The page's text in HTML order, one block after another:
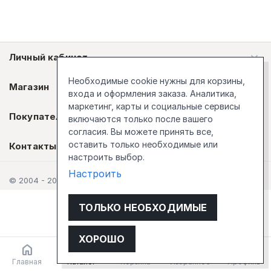
Личный кабинет
Магазин
Покупателям
Контакты
© 2004 - 2026 Стокгольм
Главная Каталог Корзина Избранное Профиль
Необходимые cookie нужны для корзины,
входа и оформления заказа. Аналитика,
маркетинг, карты и социальные сервисы
включаются только после вашего
согласия. Вы можете принять все,
оставить только необходимые или
настроить выбор.
Настроить
ТОЛЬКО НЕОБХОДИМЫЕ
ХОРОШО